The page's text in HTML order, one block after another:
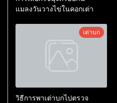
แมลงวันวางไข่ในคอกเต่า
เต่าบก
วิธีการพาเต่าบกไปตรวจ